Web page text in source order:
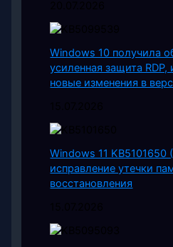
Windows 10 получила
усиленная защита
новые изменения в
Windows 11 KB5101650
исправление утечки
восстановления